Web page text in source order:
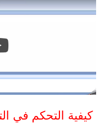
كيفية التحكم في